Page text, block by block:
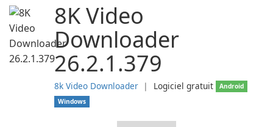
8K Video
Downloader
26.2.1.379
8k Video Downloader ❘ Logiciel gratuit
Android
Windows